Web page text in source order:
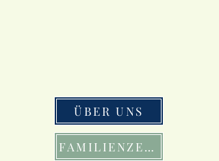
ÜBER UNS
FAMILIENZEIT